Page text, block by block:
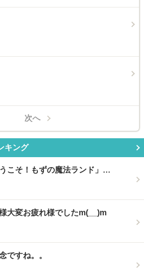
次へ
キング
うこそ！もずの魔法ランド」…
大変お疲れ様でしたm(__)m
ですね。。